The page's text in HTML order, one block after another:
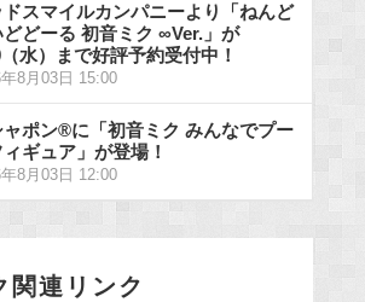
ドスマイルカンパニーより「ねんど
どどーる 初音ミク ∞Ver.」が
水）まで好評予約受付中！
8月03日 15:00
ャポン®に「初音ミク みんなでプー
ギュア」が登場！
8月03日 12:00
関連リンク